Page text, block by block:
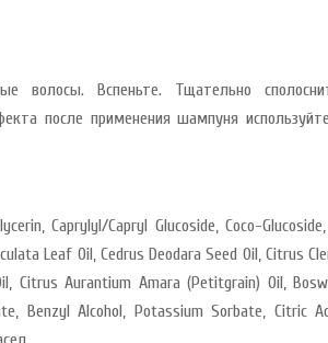
волосы. Вспеньте. Тщательно
после применения шампуня
Caprylyl/Capryl Glucoside, Coco-
Leaf Oil, Cedrus Deodara Seed Oil, Citrus
Citrus Aurantium Amara (Petitgrain) Oil,
Benzyl Alcohol, Potassium Sorbate, Citric